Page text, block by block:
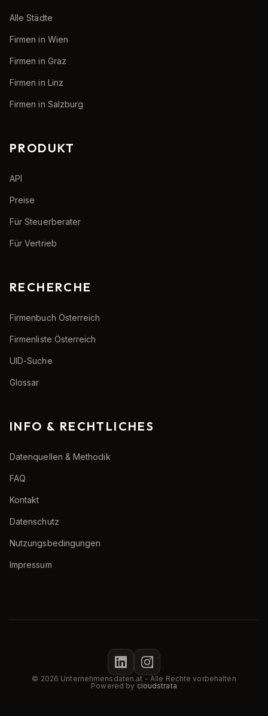
Alle Städte
Firmen in Wien
Firmen in Graz
Firmen in Linz
Firmen in Salzburg
PRODUKT
API
Preise
Für Steuerberater
Für Vertrieb
RECHERCHE
Firmenbuch Österreich
Firmenliste Österreich
UID-Suche
Glossar
INFO & RECHTLICHES
Datenquellen & Methodik
FAQ
Kontakt
Datenschutz
Nutzungsbedingungen
Impressum
© 2026 Unternehmensdaten.at - Alle Rechte vorbehalten
Powered by cloudstrata